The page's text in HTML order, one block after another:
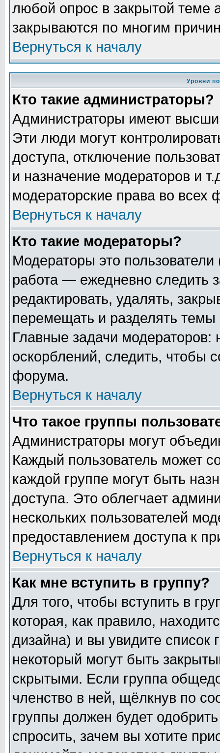
любой опрос в закрытой теме
закрываются по многим
Вернуться к началу
Уровни
Кто такие администраторы?
Администраторы имеют
Эти люди могут
доступа, отключение
и назначение модераторов и
модераторские права во всех
Вернуться к началу
Кто такие модераторы?
Модераторы это
работа — ежедневно следить
редактировать, удалять,
перемещать и разделять
Главные задачи
оскорблений, следить, чтобы
форума.
Вернуться к началу
Что такое группы
Администраторы могут
Каждый пользователь может
каждой группе могут быть
доступа. Это облегчает
нескольких пользователей
предоставлением доступа к
Вернуться к началу
Как мне вступить в группу?
Для того, чтобы вступить в
которая, как правило,
дизайна) и вы увидите список
некоторый могут быть
скрытыми. Если группа
членство в ней, щёлкнув по
группы должен будет
спросить, зачем вы хотите